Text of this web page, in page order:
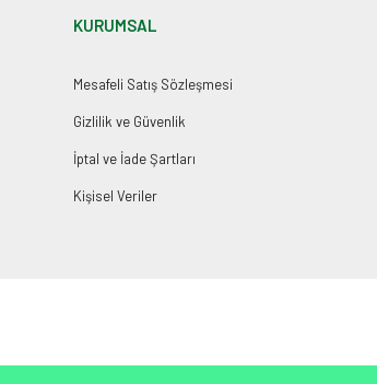
KURUMSAL
Mesafeli Satış Sözleşmesi
Gizlilik ve Güvenlik
İptal ve İade Şartları
Kişisel Veriler